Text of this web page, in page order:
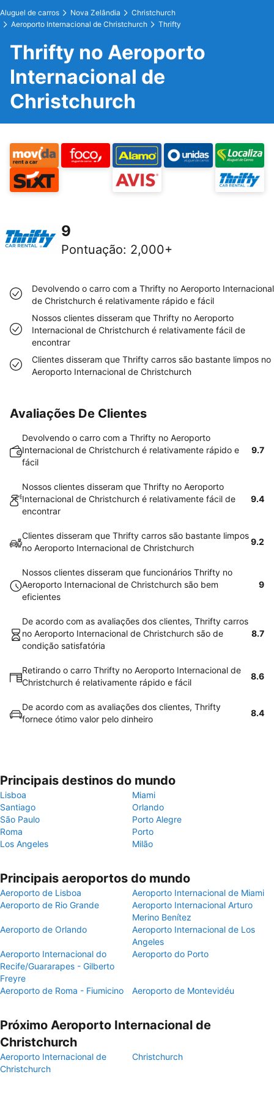
Aluguel de carros Nova Zelândia
Christchurch
Aeroporto Internacional de Christchurch
Thrifty
Thrifty no Aeroporto
Internacional de
Christchurch
9
Pontuação: 2,000+
Devolvendo o carro com a Thrifty no Aeroporto Internacional
de Christchurch é relativamente rápido e fácil
Nossos clientes disseram que Thrifty no Aeroporto
Internacional de Christchurch é relativamente fácil de
encontrar
Clientes disseram que Thrifty carros são bastante limpos no
Aeroporto Internacional de Christchurch
Avaliações De Clientes
Devolvendo o carro com a Thrifty no Aeroporto
Internacional de Christchurch é relativamente rápido e
fácil
9.7
Nossos clientes disseram que Thrifty no Aeroporto
Internacional de Christchurch é relativamente fácil de
encontrar
9.4
Clientes disseram que Thrifty carros são bastante limpos
no Aeroporto Internacional de Christchurch
9.2
Nossos clientes disseram que funcionários Thrifty no
Aeroporto Internacional de Christchurch são bem
eficientes
9
De acordo com as avaliações dos clientes, Thrifty carros
no Aeroporto Internacional de Christchurch são de
condição satisfatória
8.7
Retirando o carro Thrifty no Aeroporto Internacional de
Christchurch é relativamente rápido e fácil
8.6
De acordo com as avaliações dos clientes, Thrifty
fornece ótimo valor pelo dinheiro
8.4
Principais destinos do mundo
Lisboa
Miami
Santiago
Orlando
São Paulo
Porto Alegre
Roma
Porto
Los Angeles
Milão
Principais aeroportos do mundo
Aeroporto de Lisboa
Aeroporto Internacional de Miami
Aeroporto de Rio Grande
Aeroporto Internacional Arturo
Merino Benítez
Aeroporto de Orlando
Aeroporto Internacional de Los
Angeles
Aeroporto Internacional do
Recife/Guararapes - Gilberto
Freyre
Aeroporto do Porto
Aeroporto de Roma - Fiumicino Aeroporto de Montevidéu
Próximo Aeroporto Internacional de
Christchurch
Aeroporto Internacional de
Christchurch
Christchurch